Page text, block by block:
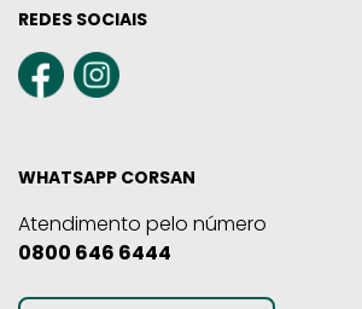
REDES SOCIAIS
WHATSAPP CORSAN
Atendimento pelo número
0800 646 6444